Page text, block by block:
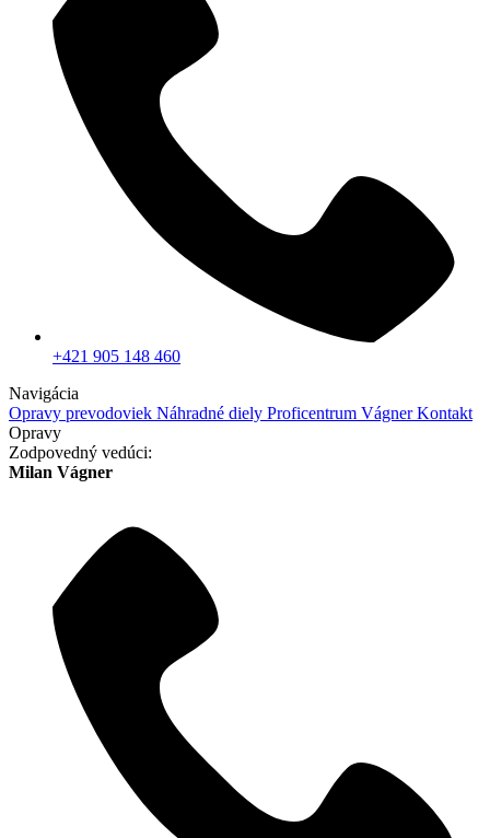
+421 905 148 460
Navigácia
Opravy prevodoviek Náhradné diely Proficentrum VágnerKontakt
Opravy
Zodpovedný vedúci:
Milan Vágner